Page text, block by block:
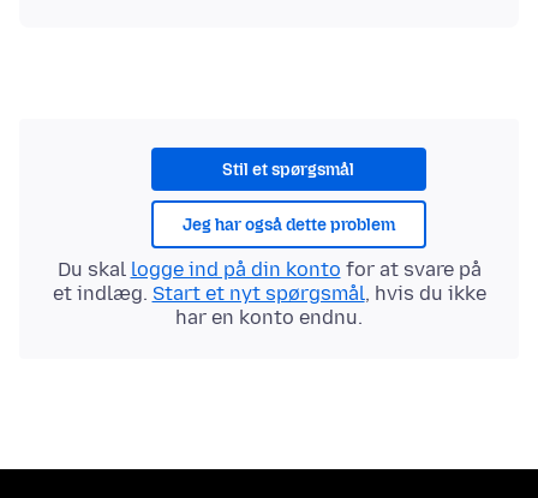
Stil et spørgsmål
Jeg har også dette problem
Du skal logge ind på din konto for at svare på
et indlæg. Start et nyt spørgsmål, hvis du ikke
har en konto endnu.